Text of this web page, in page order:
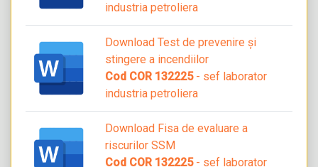
industria petroliera
Download Test de prevenire și
stingere a incendiilor
Cod COR 132225- sef laborator
industria petroliera
Download Fisa de evaluare a
riscurilor SSM
Cod COR 132225- sef laborator